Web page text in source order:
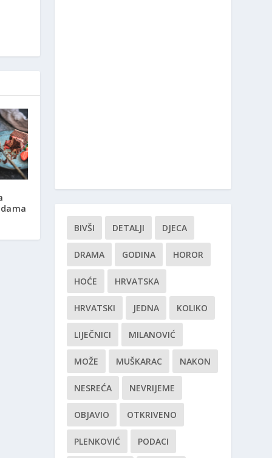
BIVŠI DETALJI DJECA
DRAMA GODINA HOROR
HOĆE HRVATSKA
HRVATSKI JEDNA KOLIKO
LIJEČNICI MILANOVIĆ
MOŽE MUŠKARAC NAKON
NESREĆA NEVRIJEME
OBJAVIO OTKRIVENO
PLENKOVIĆ PODACI